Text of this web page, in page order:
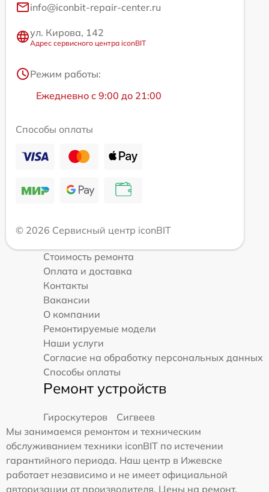
info@iconbit-repair-center.ru
ул. Кирова, 142
Адрес сервисного центра iconBIT
Режим работы:
Ежедневно с 9:00 до 21:00
Способы оплаты
© 2026 Сервисный центр iconBIT
Стоимость ремонта
Оплата и доставка
Контакты
Вакансии
О компании
Ремонтируемые модели
Наши услуги
Согласие на обработку персональных данных
Способы оплаты
Ремонт устройств
Гироскутеров
Сигвеев
Мы занимаемся ремонтом и техническим
обслуживанием техники iconBIT по истечении
гарантийного периода. Наш центр в Ижевске
работает независимо и не имеет официальной
авторизации от производителя. Цены на ремонт,